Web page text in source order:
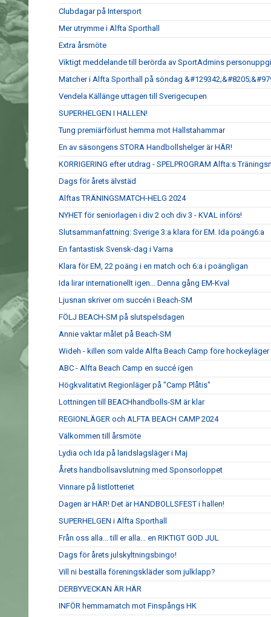
Clubdagar på Intersport
Mer utrymme i Alfta Sporthall
Extra årsmöte
Viktigt meddelande till berörda av SportAdmins
Matcher i Alfta Sporthall på söndag
Vendela Källänge uttagen till Sverigecupen
SUPERHELGEN I HALLEN!
Tung premiärförlust hemma mot Hallstahammar
En av säsongens STORA Handbollshelger är HÄR!
KORRIGERING efter utdrag - SPELPROGRAM Alfta:s
Dags för årets älvstäd
Alftas TRÄNINGSMATCH-HELG 2024
NYHET för seniorlagen i div 2 och div 3 - KVAL införs!
Slutsammanfattning: Sverige 3:a klara för EM. Ida poäng6:a
En fantastisk Svensk-dag i Varna
Klara för EM, 22 poäng i en match och 6:a i poängligan
Ida lirar internationellt igen... Denna gång EM-Kval
Ljusnan skriver om succén i Beach-SM
FÖLJ BEACH-SM på slutspelsdagen
Annie vaktar målet på Beach-SM
Wideh - killen som valde Alfta Beach Camp före hockeyläger
ABC - Alfta Beach Camp en succé igen
Högkvalitativt Regionläger på "Camp Plåtis"
Lottningen till BEACHhandbolls-SM är klar
REGIONLÄGER och ALFTA BEACH CAMP 2024
Välkommen till årsmöte
Lydia och Ida på landslagsläger i Maj
Årets handbollsavslutning med Sponsorloppet
Vinnare på listlotteriet
Dagen är HÄR! Det är HANDBOLLSFEST i hallen!
SUPERHELGEN i Alfta Sporthall
Från oss alla... till er alla... en RIKTIGT GOD JUL
Dags för årets julskyltningsbingo!
Vill ni beställa föreningskläder som julklapp?
DERBYVECKAN ÄR HÄR
INFÖR hemmamatch mot Finspångs HK